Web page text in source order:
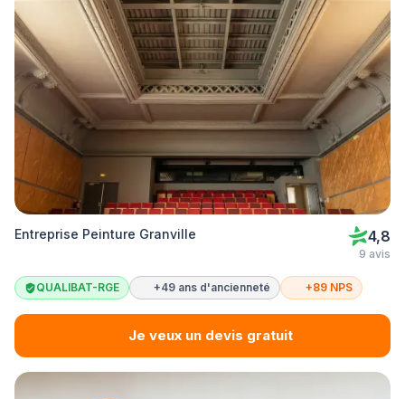
Entreprise Peinture Granville 4,8
9 avis
QUALIBAT-RGE +49 ans d'ancienneté +89 NPS
Je veux un devis gratuit